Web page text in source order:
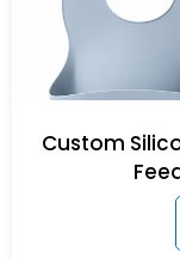
Custom